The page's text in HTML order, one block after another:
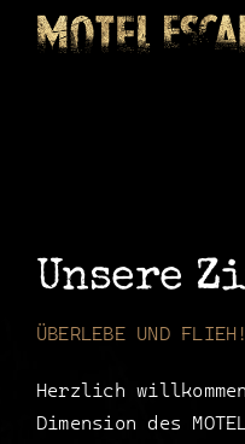
Skip
Unsere
ÜBERLEBE UND FLIEH!
Herzlich
Dimension des